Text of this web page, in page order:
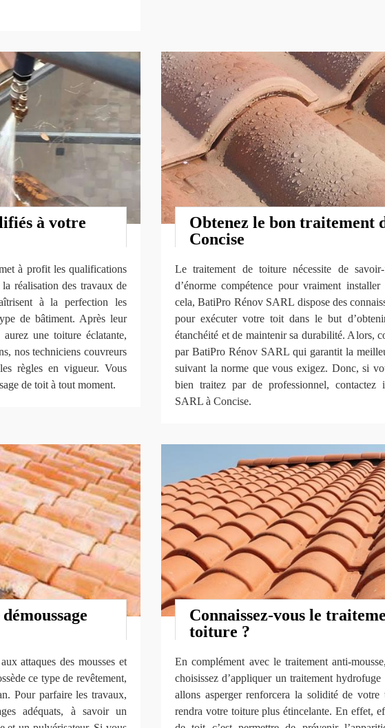
à votre
à profit les qualifications
réalisation des travaux de
à la perfection les
de bâtiment. Après leur
une toiture éclatante,
nos techniciens couvreurs
règles en vigueur. Vous
de toit à tout moment.
Obtenez le bon traitement
Concise
Le traitement de toiture nécessite de
d’énorme compétence pour vraiment
cela, BatiPro Rénov SARL dispose des
pour exécuter votre toit dans le but
étanchéité et de maintenir sa durabilité. Alors,
par BatiPro Rénov SARL qui garantit la
suivant la norme que vous exigez. Donc, si
bien traitez par de professionnel, contactez
SARL à Concise.
attaques des mousses et
ce type de revêtement,
Pour parfaire les travaux,
adéquats, à savoir un
Connaissez-vous le
toiture ?
En complément avec le traitement anti-
choisissez d’appliquer un traitement
allons asperger renforcera la solidité de
rendra votre toiture plus étincelante. En effet,